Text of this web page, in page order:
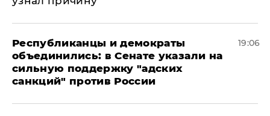
Республиканцы и демократы
объединились: в Сенате указали на
сильную поддержку "адских
санкций" против России
19:06